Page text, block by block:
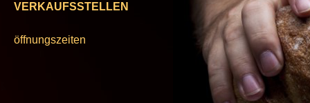
VERKAUFSSTELLEN
öffnungszeiten